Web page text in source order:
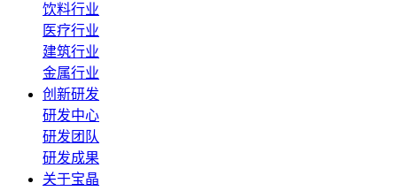
饮料行业
医疗行业
建筑行业
金属行业
创新研发
研发中心
研发团队
研发成果
关于宝晶